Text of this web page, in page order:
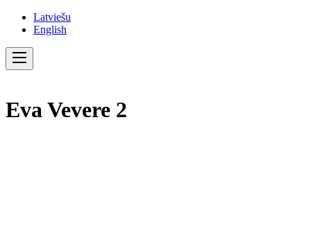
Latviešu
English
Eva Vevere 2